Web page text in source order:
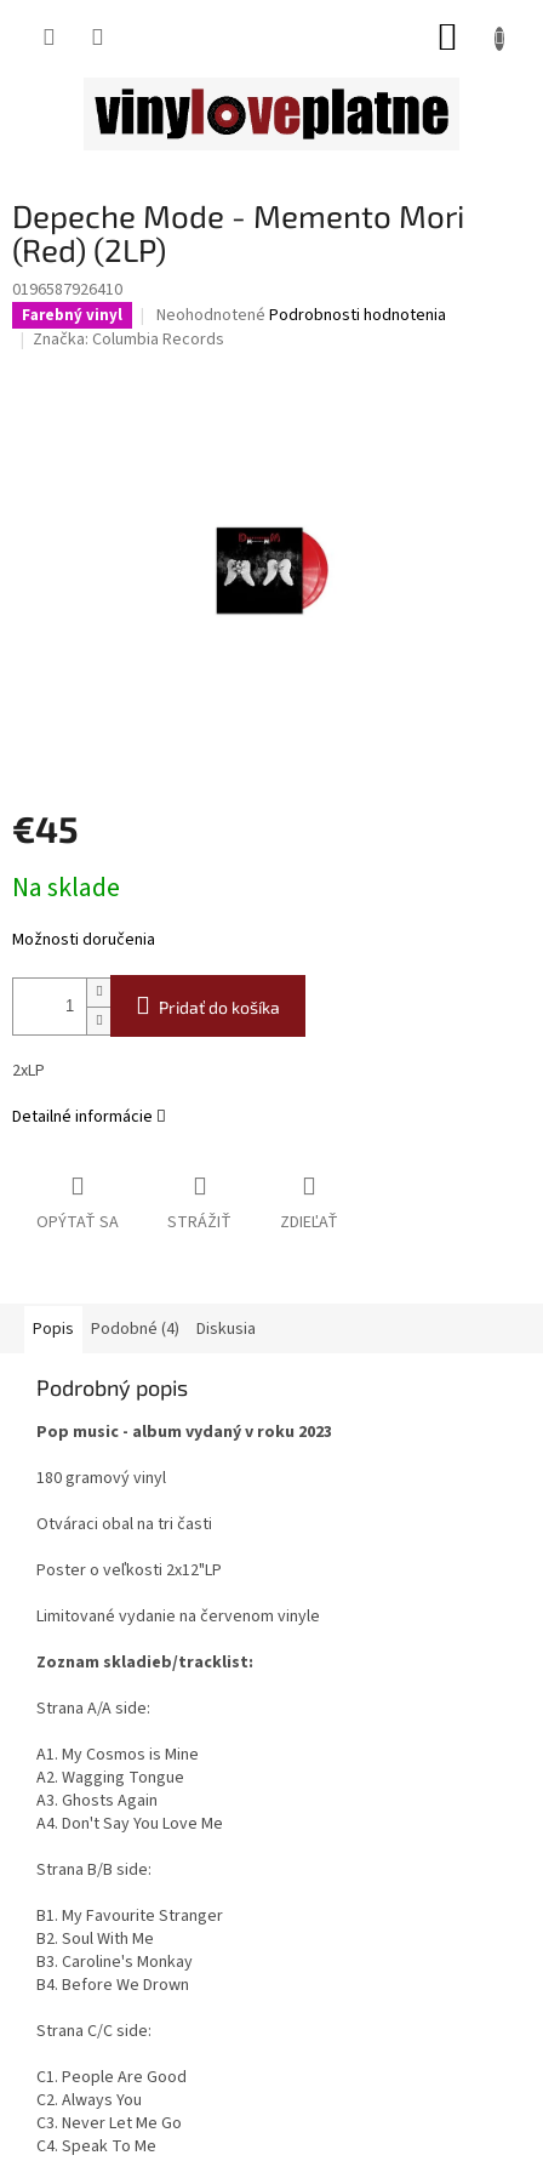
Depeche Mode - Memento Mori
(Red) (2LP)
0196587926410
Farebný vinyl
Priemerné
hodnotenie
Neohodnotené Podrobnosti hodnotenia
Značka: Columbia Records
€45
cena:
Na sklade
Možnosti doručenia
Pridať do košíka
2xLP
Detailné informácie
OPÝTAŤ SA STRÁŽIŤ ZDIEĽAŤ
Popis Podobné (4) Diskusia
Podrobný popis
Pop music - album vydaný v roku 2023
180 gramový vinyl
Otváraci obal na tri časti
Poster o veľkosti 2x12"LP
Limitované vydanie na červenom vinyle
Zoznam skladieb/tracklist:
Strana A/A side:
A1. My Cosmos is Mine
A2. Wagging Tongue
A3. Ghosts Again
A4. Don't Say You Love Me
Strana B/B side:
B1. My Favourite Stranger
B2. Soul With Me
B3. Caroline's Monkay
B4. Before We Drown
Strana C/C side:
C1. People Are Good
C2. Always You
C3. Never Let Me Go
C4. Speak To Me